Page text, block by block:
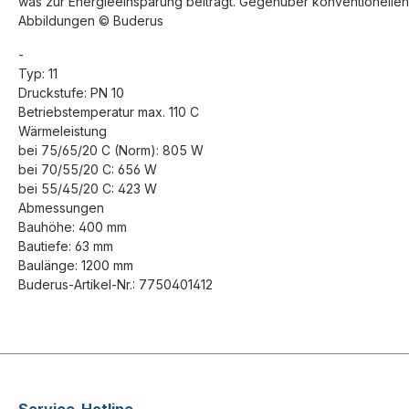
Abbildungen © Buderus
-
Typ: 11
Druckstufe: PN 10
Betriebstemperatur max. 110 C
Wärmeleistung
bei 75/65/20 C (Norm): 805 W
bei 70/55/20 C: 656 W
bei 55/45/20 C: 423 W
Abmessungen
Bauhöhe: 400 mm
Bautiefe: 63 mm
Baulänge: 1200 mm
Buderus-Artikel-Nr.: 7750401412